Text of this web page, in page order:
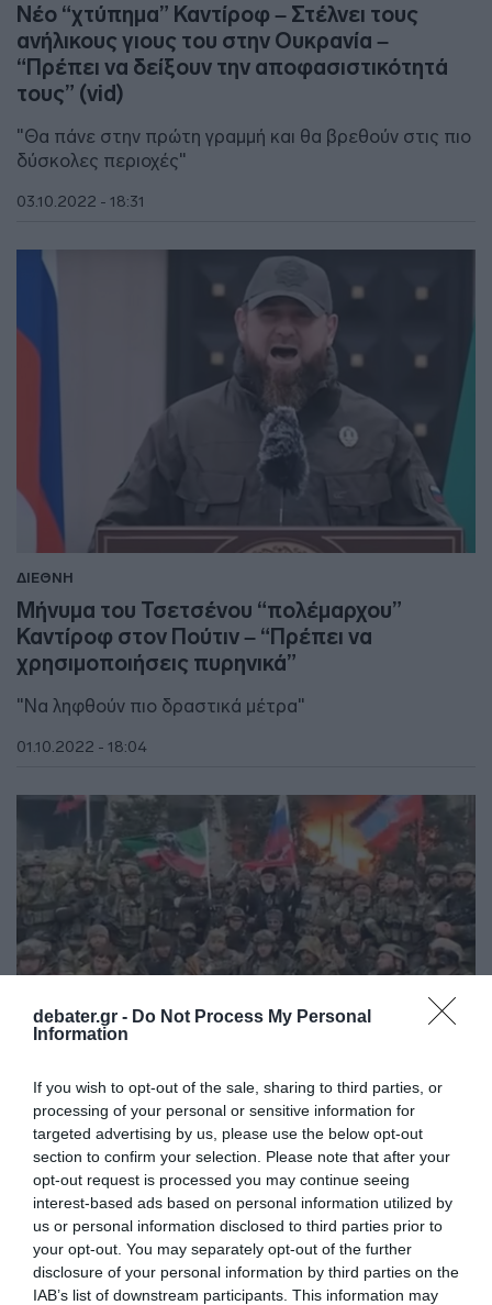
debater.gr - Do Not Process My Personal
Information
If you wish to opt-out of the sale, sharing to third parties, or
processing of your personal or sensitive information for
targeted advertising by us, please use the below opt-out
section to confirm your selection. Please note that after your
opt-out request is processed you may continue seeing
interest-based ads based on personal information utilized by
us or personal information disclosed to third parties prior to
your opt-out. You may separately opt-out of the further
disclosure of your personal information by third parties on the
IAB’s list of downstream participants. This information may
Νέο “χτύπημα” Καντίροφ – Στέλνει τους
ανήλικους γιους του στην Ουκρανία –
“Πρέπει να δείξουν την αποφασιστικότητά
τους” (vid)
"Θα πάνε στην πρώτη γραμμή και θα βρεθούν στις πιο
δύσκολες περιοχές"
03.10.2022 - 18:31
ΔΙΕΘΝΗ
Μήνυμα του Τσετσένου “πολέμαρχου”
Καντίροφ στον Πούτιν – “Πρέπει να
χρησιμοποιήσεις πυρηνικά”
"Να ληφθούν πιο δραστικά μέτρα"
01.10.2022 - 18:04
ΔΙΕΘΝΗ
“Αλάχου Ακμπάρ” – Με σημαίες και
συνθήματα οι Τσετσένοι του πολέμαρχου
Καντίροφ πανηγυρίζουν την “άλωση” της
Μαριούπολης (vid)
Έκκληση για εκκένωση της πόλης